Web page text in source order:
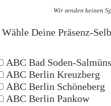
Wir senden keinen
Wähle Deine Präsenz-
ABC Bad Soden-
ABC Berlin Kreuzberg
ABC Berlin Schöneberg
ABC Berlin Pankow